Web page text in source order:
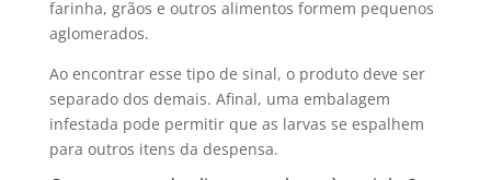
farinha, grãos e outros alimentos formem pequenos
aglomerados.
Ao encontrar esse tipo de sinal, o produto deve ser
separado dos demais. Afinal, uma embalagem
infestada pode permitir que as larvas se espalhem
para outros itens da despensa.